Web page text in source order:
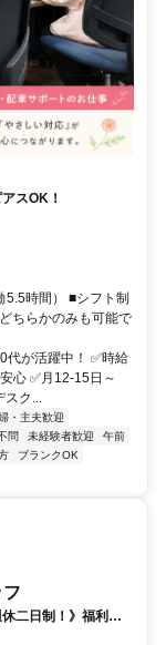
スOK！
時間） ■シフト制
ちらかのみも可能で
代が活躍中！ ✅時給
心 ✅月12-15日～
ク...
・主夫歓迎
問 未経験者歓迎
午前
ブランクOK
二日制！》福利厚
心して長く働ける